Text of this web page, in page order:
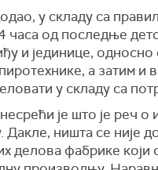
у складу са
часа од последње
и јединице,
а затим и
у складу са
је што је реч о
Дакле, ништа се није
делова фабрике који